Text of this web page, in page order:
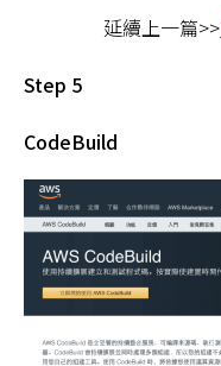
延續上一篇>>
Step 5
CodeBuild